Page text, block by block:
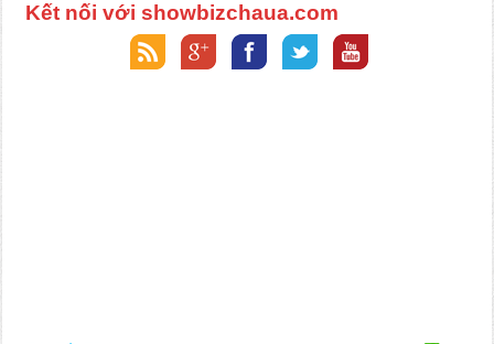
Kết nối với showbizchaua.com